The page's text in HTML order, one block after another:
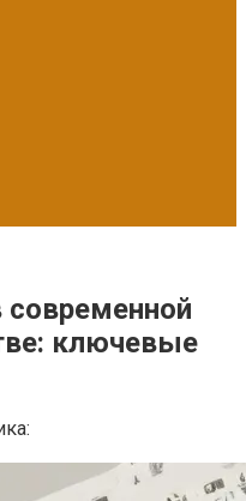
современной
ключевые